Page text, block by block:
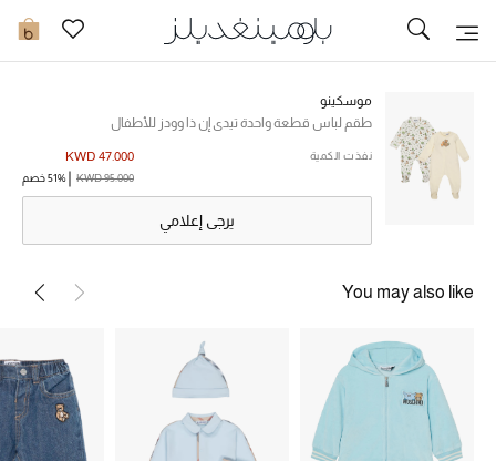
0 تخفيضات
جديد في الخصومات
مزيد من التخفيضات
الأطفال
موسكينو
طقم لباس قطعة واحدة تيدي إن ذا وودز للأطفال
نفذت الكمية KWD 47.000
KWD 95.000 51% خصم
يرجى إعلامي
You may also like